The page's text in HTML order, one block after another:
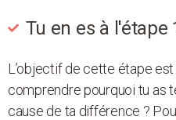
Tu en es à l'étape
L’objectif de cette étape est
comprendre pourquoi tu as
cause de ta différence ?